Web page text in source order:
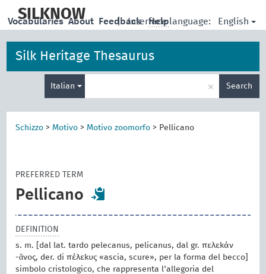
main
SILKNOW | Interface language: English
Vocabularies About Feedback Help
Silk Heritage Thesaurus
Italian × Search
Schizzo > Motivo > Motivo zoomorfo > Pellicano
PREFERRED TERM
Pellicano
DEFINITION
s. m. [dal lat. tardo pelecanus, pelicanus, dal gr. πελεκάν
-ᾶνος, der. di πέλεκυς «ascia, scure», per la forma del becco]
simbolo cristologico, che rappresenta l'allegoria del